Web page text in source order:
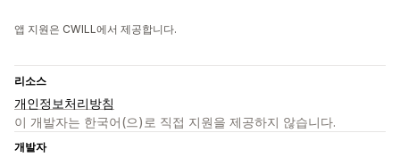
앱 지원은 CWILL에서 제공합니다.
리소스
개인정보처리방침
이 개발자는 한국어(으)로 직접 지원을 제공하지 않습니다.
개발자